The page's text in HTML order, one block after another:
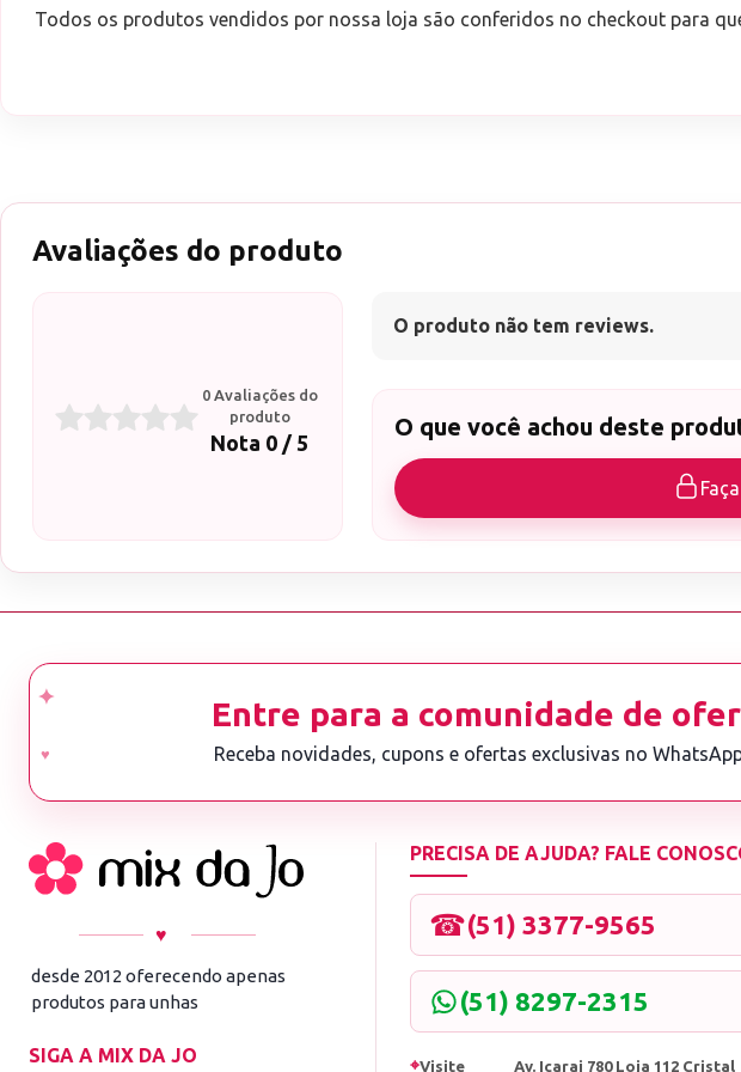
Todos os produtos vendidos por nossa loja são conferidos no checkout para
Avaliações do produto
0 Avaliações do
produto
Nota 0 / 5
O produto não tem reviews.
O que você achou deste
Entre para a comunidade de
Receba novidades, cupons e ofertas exclusivas no
♥
desde 2012 oferecendo apenas
produtos para unhas
SIGA A MIX DA JO
PRECISA DE AJUDA? FALE
☎(51) 3377-9565
(51) 8297-2315
⌖Visite Av. Icarai 780 Loja 112 Cristal